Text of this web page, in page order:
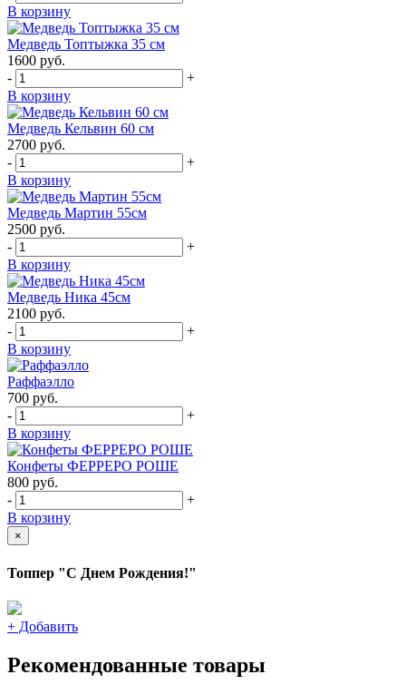
В корзину
Медведь Топтыжка 35 см
1600 руб.
-
+
В корзину
Медведь Кельвин 60 см
2700 руб.
-
+
В корзину
Медведь Мартин 55см
2500 руб.
-
+
В корзину
Медведь Ника 45см
2100 руб.
-
+
В корзину
Раффаэлло
700 руб.
-
+
В корзину
Конфеты ФЕРРЕРО РОШЕ
800 руб.
-
+
В корзину
×
Топпер "С Днем Рождения!"
+ Добавить
Рекомендованные товары